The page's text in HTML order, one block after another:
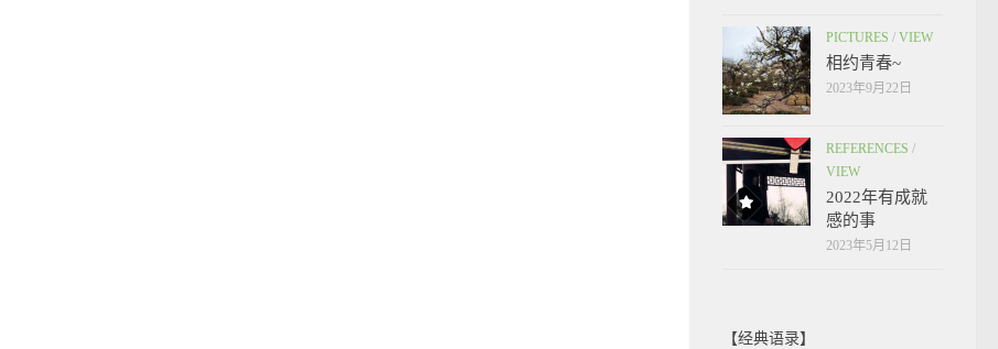
PICTURES / VIEW
相约青春~
2023年9月22日
REFERENCES /
VIEW
2022年有成就
感的事
2023年5月12日
【经典语录】